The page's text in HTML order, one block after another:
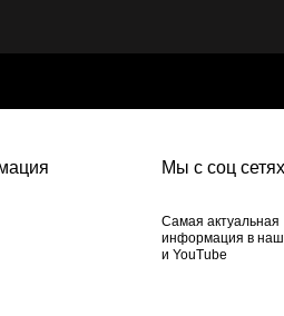
Самая актуальная
информация в
и YouTube
Мы с соц сетях